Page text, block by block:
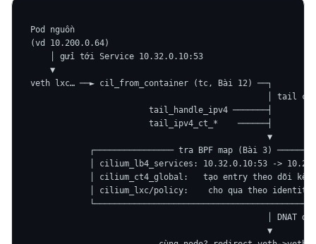
Pod nguồn
(vd 10.200.0.64)
│ gửi tới Service 10.32.0.10:53
▼
veth lxc… ──► cil_from_container (tc, Bài 12) ──┐
│ tail
tail_handle_ipv4 ───────┤
tail_ipv4_ct_*    ──────┤
▼
┌──────────────── tra BPF map (Bài 3)
│ cilium_lb4_services: 10.32.0.10:53 ->
│ cilium_ct4_global:   tạo entry theo dõi kết
│ cilium_lxc/policy:    cho qua theo identity
│ DNAT
                                                  ▼